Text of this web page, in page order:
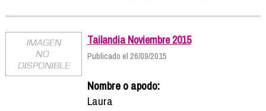
Tailandia Noviembre 2015
Publicado el 26/09/2015
Nombre o apodo:
Laura